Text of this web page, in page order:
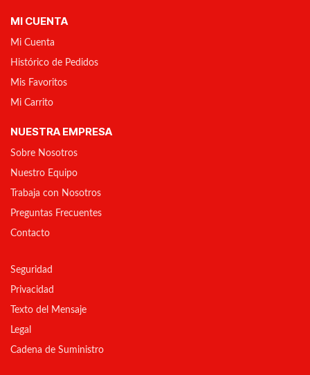
MI CUENTA
Mi Cuenta
Histórico de Pedidos
Mis Favoritos
Mi Carrito
NUESTRA EMPRESA
Sobre Nosotros
Nuestro Equipo
Trabaja con Nosotros
Preguntas Frecuentes
Contacto
Seguridad
Privacidad
Texto del Mensaje
Legal
Cadena de Suministro